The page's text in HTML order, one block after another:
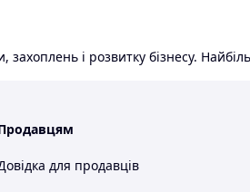
і розвитку бізнесу.
для продавців